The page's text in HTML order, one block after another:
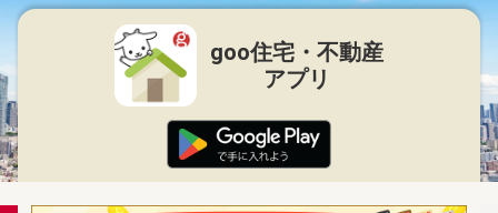
goo住宅・不動産
アプリ